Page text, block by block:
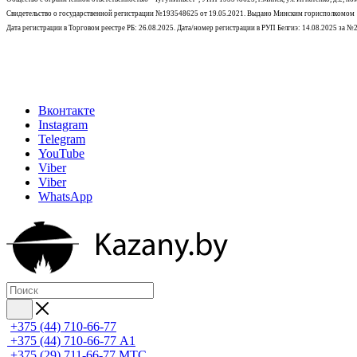
Свидетельство о государственной регистрации №193548625 от 19.05.2021. Выдано Минским горисполкомом
Дата регистрации в Торговом реестре РБ: 26.08.2025. Дата/номер регистрации в РУП Белгиэ: 14.08.2025 за
Вконтакте
Instagram
Telegram
YouTube
Viber
Viber
WhatsApp
+375 (44) 710-66-77
+375 (44) 710-66-77 А1